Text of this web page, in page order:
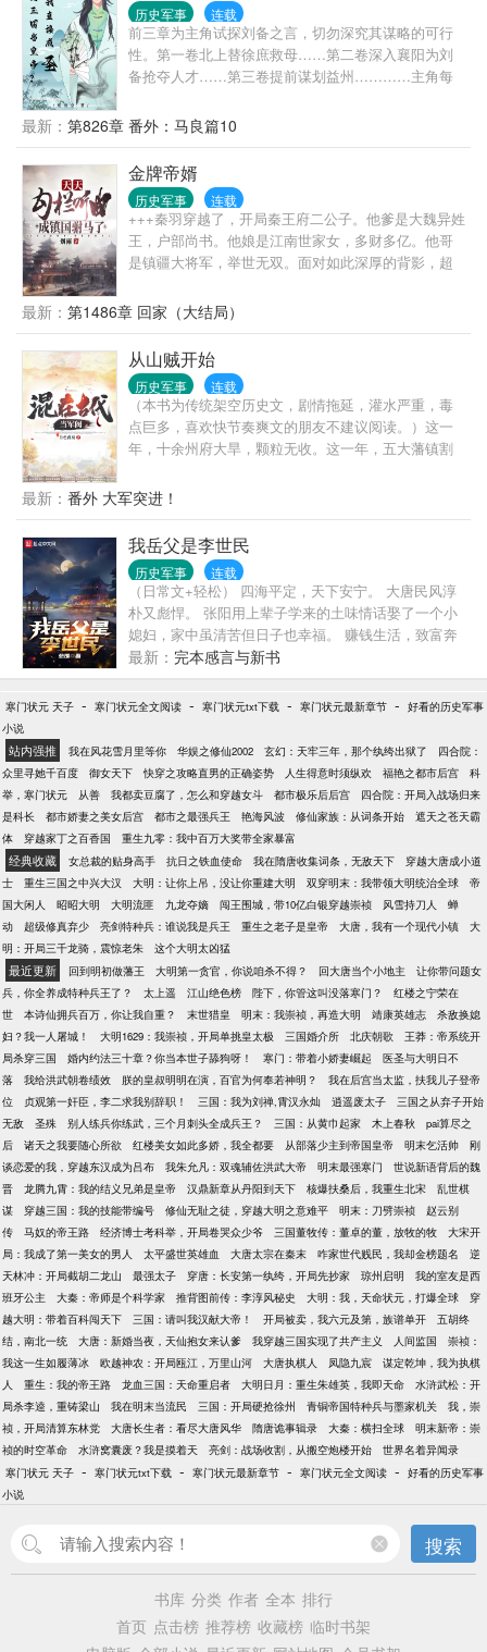
历史军事 连载
前三章为主角试探刘备之言，切勿深究其谋略的可行
性。第一卷北上替徐庶救母……第二卷深入襄阳为刘
备抢夺人才……第三卷提前谋划益州…………主角每
葛亮的光辉时刻。除了历史原有的大事件之外，也会
通过日常展现各人物的性格特点：比如宽仁爱士的大
宝备；蜀汉团宠的小飞飞；偶像包袱十足的关二爷；
沉迷工作，酷爱发明的“月亮”组合……至于主角，则是
七分勇，三分谋，还多出一分调皮捣蛋……最后，请
勿以正史或者演义先入为主，作者写书之时，会尽量
参考史实，但许多演义深入人心的地方，也会直接套
用。（谢谢大家支持，觉得不错就给个好评吧！）
最新： 第826章 番外：马良篇10
金牌帝婿
历史军事 连载
+++秦羽穿越了，开局秦王府二公子。他爹是大魏异姓
王，户部尚书。他娘是江南世家女，多财多亿。他哥
是镇疆大将军，举世无双。面对如此深厚的背影，超
但一次意外，让他进入了魏皇视野，从此一发不可收
拾。魏皇：秦羽，朕的公主，你自己看着办！皇后：
羽儿，谁欺负你，本宫为你撑腰！太子：老秦，你说
的全都对！公主：秦郎，此生非你不嫁！百官：秦
贼，你要不要脸了！异族：秦兽，你不要过来啊！
最新： 第1486章 回家（大结局）
从山贼开始
历史军事 连载
（本书为传统架空历史文，剧情拖延，灌水严重，毒
点巨多，喜欢快节奏爽文的朋友不建议阅读。）这一
年，十余州府大旱，颗粒无收。这一年，五大藩镇割
九峰山一名大山贼。
最新： 番外 大军突进！
我岳父是李世民
历史军事 连载
（日常文+轻松） 四海平定，天下安宁。 大唐民风淳
朴又彪悍。 张阳用上辈子学来的土味情话娶了一个小
媳妇，家中虽清苦但日子也幸福。 赚钱生活，致富奔
向小康。 夫妻俩举杯，敬更好的生活。 …… 每当李
世民想起自己的女婿就会说道：“你们知道吗？明明通
晓天地奥秘，如此惊才绝艳的人，却总说自己没读几
的面前，兵法也无用？” 当松赞干布说起他，总是神色
无奈，“到底他出了问题，还是这个世界有什么毛病。”
袁天罡仰天长叹，“一生之敌！”
最新： 完本感言与新书
寒门状元 天子 - 寒门状元全文阅读 - 寒门状元txt下载 - 寒门状元最新章节 - 好看的历史军事
小说
站内强推 我在风花雪月里等你 华娱之修仙2002 玄幻：天牢三年，那个纨绔出狱了
四合院：
众里寻她千百度
御女天下 快穿之攻略直男的正确姿势 人生得意时须纵欢 福艳之都市后宫
科
举，寒门状元
从善 我都卖豆腐了，怎么和穿越女斗 都市极乐后后宫
四合院：开局入战场归来
是科长
都市娇妻之美女后宫 都市之最强兵王 艳海风波 修仙家族：从词条开始
遮天之苍天霸
体
穿越家丁之百香国 重生九零：我中百万大奖带全家暴富
经典收藏 女总裁的贴身高手 抗日之铁血使命 我在隋唐收集词条，无敌天下
穿越大唐成小道
士
重生三国之中兴大汉 大明：让你上吊，没让你重建大明 双穿明末：我带领大明统治全球
帝
国大闲人
昭昭大明 大明流匪 九龙夺嫡 闯王围城，带10亿白银穿越崇祯 风雪持刀人
蝉
动
超级修真弃少 亮剑特种兵：谁说我是兵王 重生之老子是皇帝 大唐，我有一个现代小镇
大
明：开局三千龙骑，震惊老朱
这个大明太凶猛
最近更新 回到明初做藩王 大明第一贪官，你说咱杀不得？ 回大唐当个小地主
让你带问题女
兵，你全养成特种兵王了？
太上遥 江山绝色榜 陛下，你管这叫没落寒门？
红楼之宁荣在
世
本诗仙拥兵百万，你让我自重？ 末世猎皇 明末：我崇祯，再造大明 靖康英雄志
杀敌换媳
妇？我一人屠城！
大明1629：我崇祯，开局单挑皇太极 三国婚介所 北庆朝歌
王莽：帝系统开
局杀穿三国
婚内约法三十章？你当本世子舔狗呀！ 寒门：带着小娇妻崛起
医圣与大明日不
落
我给洪武朝卷绩效 朕的皇叔明明在演，百官为何奉若神明？
我在后宫当太监，扶我儿子登帝
位
贞观第一奸臣，李二求我别辞职！ 三国：我为刘禅,霄汉永灿 逍遥废太子
三国之从弃子开始
无敌
圣殊 别人练兵你练武，三个月刺头全成兵王？ 三国：从黄巾起家 木上春秋
pai算尽之
后
诸天之我要随心所欲 红楼美女如此多娇，我全都要 从部落少主到帝国皇帝 明末乞活帅
刚
谈恋爱的我，穿越东汉成为吕布
我朱允凡：双魂辅佐洪武大帝 明末最强寒门
世说新语背后的魏
晋
龙腾九霄：我的结义兄弟是皇帝 汉鼎新章从丹阳到天下 核爆扶桑后，我重生北宋
乱世棋
谋
穿越三国：我的技能带编号 修仙无耻之徒，穿越大明之意难平 明末：刀劈崇祯
赵云别
传
马奴的帝王路 经济博士考科举，开局卷哭众少爷 三国董牧传：董卓的董，放牧的牧
大宋开
局：我成了第一美女的男人
太平盛世英雄血 大唐太宗在秦末 咋家世代贱民，我却金榜题名
逆
天林冲：开局截胡二龙山
最强太子 穿唐：长安第一纨绔，开局先抄家 琼州启明
我的室友是西
班牙公主
大秦：帝师是个科学家 推背图前传：李淳风秘史 大明：我，天命状元，打爆全球
穿
越大明：带着百科闯天下
三国：请叫我汉献大帝！ 开局被卖，我六元及第，族谱单开
五胡终
结，南北一统
大唐：新婚当夜，天仙抱女来认爹 我穿越三国实现了共产主义 人间监国
崇祯：
我这一生如履薄冰
欧越神农：开局瓯江，万里山河 大唐执棋人 凤隐九宸
谋定乾坤，我为执棋
人
重生：我的帝王路 龙血三国：天命重启者 大明日月：重生朱雄英，我即天命
水浒武松：开
局杀李逵，重铸梁山
我在明末当流民 三国：开局硬抢徐州 青铜帝国特种兵与墨家机关
我，崇
祯，开局清算东林党
大唐长生者：看尽大唐风华 隋唐诡事辑录 大秦：横扫全球
明末新帝：崇
祯的时空革命
水浒窝囊废？我是摸着天 亮剑：战场收割，从搬空炮楼开始
世界名着异闻录
寒门状元 天子 - 寒门状元txt下载 - 寒门状元最新章节 - 寒门状元全文阅读 - 好看的历史军事
小说
搜索
书库 分类 作者 全本 排行
首页 点击榜 推荐榜 收藏榜 临时书架